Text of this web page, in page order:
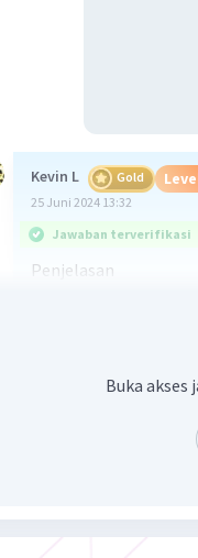
Kevin L Gold
25 Juni 2024 13:32
Jawaban terverifikasi
Penjelasan
pendapatan yang
barang tertentu.
sebagai berikut:
Buka